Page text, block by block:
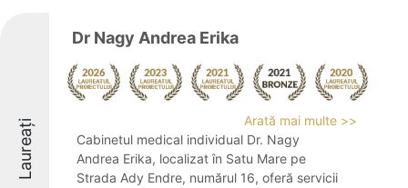
Laureați
Dr Nagy Andrea Erika
Arată mai multe >>
Cabinetul medical individual Dr. Nagy
Andrea Erika, localizat în Satu Mare pe
Strada Ady Endre, numărul 16, oferă servicii